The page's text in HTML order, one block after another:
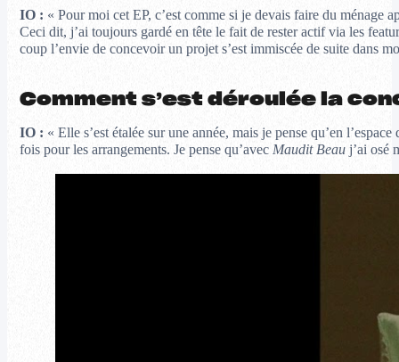
IO : « Pour moi cet EP, c’est comme si je devais faire du ménage
Ceci dit, j’ai toujours gardé en tête le fait de rester actif via les
coup l’envie de concevoir un projet s’est immiscée de suite dans
Comment s’est déroulée la
IO : « Elle s’est étalée sur une année, mais je pense qu’en
fois pour les arrangements. Je pense qu’avec Maudit Beauj’ai osé